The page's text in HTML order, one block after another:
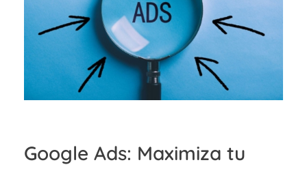
Google Ads: Maximiza tu